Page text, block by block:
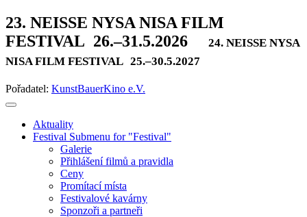
23. NEISSE NYSA NISA FILM
FESTIVAL 26.–31.5.2026
24. NEISSE NYSA
NISA FILM FESTIVAL 25.–30.5.2027
Pořadatel: KunstBauerKino e.V.
Aktuality
Festival Submenu for "Festival"
Galerie
Přihlášení filmů a pravidla
Ceny
Promítací místa
Festivalové kavárny
Sponzoři a partneři